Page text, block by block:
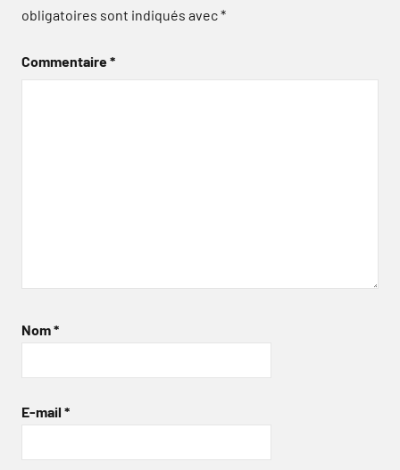
obligatoires sont indiqués avec*
Commentaire*
Nom*
E-mail *